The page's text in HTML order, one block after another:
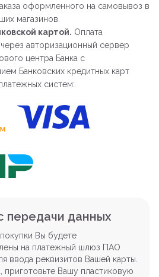
оформленного на самовывоз в
магазинов.
картой. Оплата
авторизационный сервер
центра Банка с
Банковских кредитных карт
систем:
передачи данных
Вы будете
на платежный шлюз ПАО
ввода реквизитов Вашей карты.
приготовьте Вашу пластиковую